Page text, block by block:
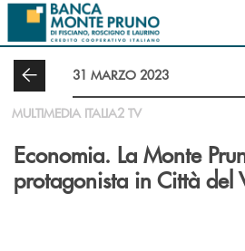
Salta al contenuto principale
31 MARZO 2023
MULTIMEDIA ITALIA2 TV
Economia. La Monte
protagonista in Città del